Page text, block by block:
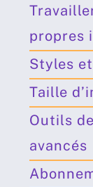
propres
Styles
Taille
Outils
avancés